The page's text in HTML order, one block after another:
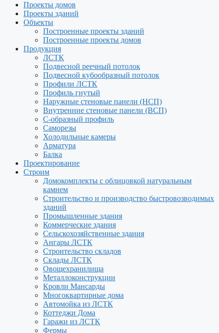
Проекты домов
Проекты зданий
Объекты
Построенные проекты зданий
Построенные проекты домов
Продукция
ЛСТК
Подвесной реечный потолок
Подвесной кубообразный потолок
Профили ЛСТК
Профиль гнутый
Наружные стеновые панели (НСП)
Внутренние стеновые панели (ВСП)
С-образный профиль
Саморезы
Холодильные камеры
Арматура
Балка
Проектирование
Строим
Домокомплекты с облицовкой натуральным
камнем
Строительство и производство быстровозводимых
зданий
Промышленные здания
Коммерческие здания
Сельскохозяйственные здания
Ангары ЛСТК
Строительство складов
Склады ЛСТК
Овощехранилища
Металлоконструкции
Кровли Мансарды
Многоквартирные дома
Автомойка из ЛСТК
Коттеджи Дома
Гаражи из ЛСТК
Фермы